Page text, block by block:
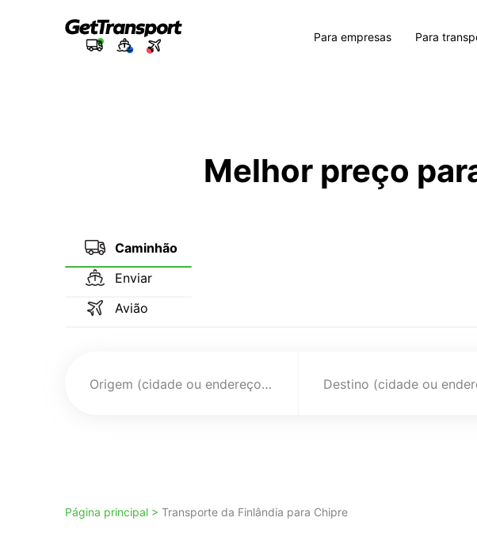
Para empresas Para
Melhor preço
Caminhão
Enviar
Avião
Origem (cidade ou endereço)
Página principal > Transporte da Finlândia para Chipre